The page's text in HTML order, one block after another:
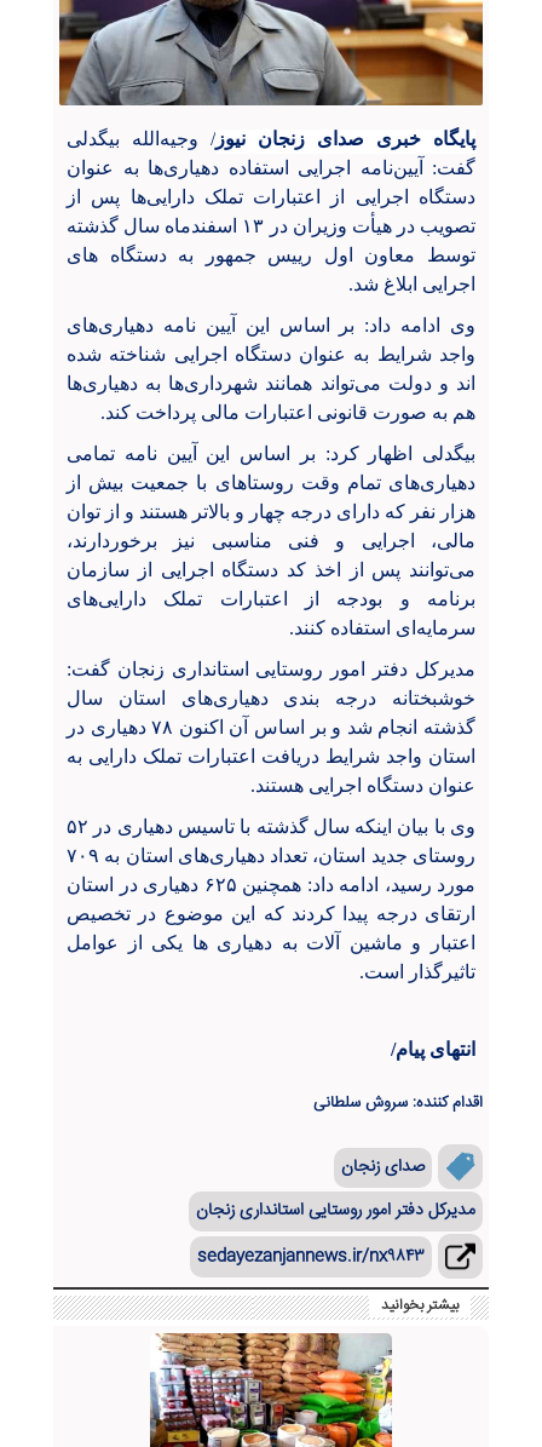
پایگاه خبری صدای زنجان نیوز / وجیه‌الله بیگدلی
گفت: آیین‌نامه اجرایی استفاده دهیاری‌ها به عنوان
دستگاه اجرایی از اعتبارات تملک دارایی‌ها پس از
تصویب در هیأت وزیران در ۱۳ اسفندماه سال گذشته
توسط معاون اول رییس جمهور به دستگاه های
اجرایی ابلاغ شد.
وی ادامه داد: بر اساس این آیین نامه دهیاری‌های
واجد شرایط به عنوان دستگاه اجرایی شناخته شده
اند و دولت می‌تواند همانند شهرداری‌ها به دهیاری‌ها
هم به صورت قانونی اعتبارات مالی پرداخت کند.
بیگدلی اظهار کرد: بر اساس این آیین نامه تمامی
دهیاری‌های تمام وقت روستاهای با جمعیت بیش از
هزار نفر که دارای درجه چهار و بالاتر هستند و از توان
مالی، اجرایی و فنی مناسبی نیز برخوردارند،
می‌توانند پس از اخذ کد دستگاه اجرایی از سازمان
برنامه و بودجه از اعتبارات تملک دارایی‌های
سرمایه‌ای استفاده کنند.
مدیرکل دفتر امور روستایی استانداری زنجان گفت:
خوشبختانه درجه بندی دهیاری‌های استان سال
گذشته انجام شد و بر اساس آن اکنون ۷۸ دهیاری در
استان واجد شرایط دریافت اعتبارات تملک دارایی‌ به
عنوان دستگاه اجرایی هستند.
وی با بیان اینکه سال گذشته با تاسیس دهیاری در ۵۲
روستای جدید استان، تعداد دهیاری‌های استان به ۷۰۹
مورد رسید، ادامه داد: همچنین ۶۲۵ دهیاری در استان
ارتقای درجه پیدا کردند که این موضوع در تخصیص
اعتبار و ماشین آلات به دهیاری ها یکی از عوامل
تاثیرگذار است.
انتهای پیام/
اقدام کننده: سروش سلطانی
صدای زنجان
مدیرکل دفتر امور روستایی استانداری زنجان
sedayezanjannews.ir/nx۹۸۴۳
بیشتر بخوانید